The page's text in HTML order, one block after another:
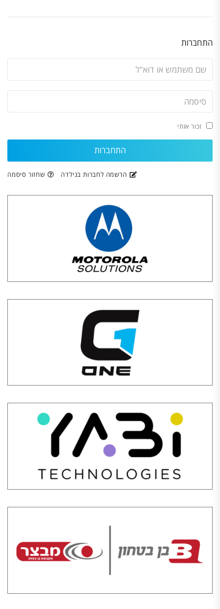
התחברות
זכור אותי
הרשמה לחברות בגילדה שחזור סיסמה